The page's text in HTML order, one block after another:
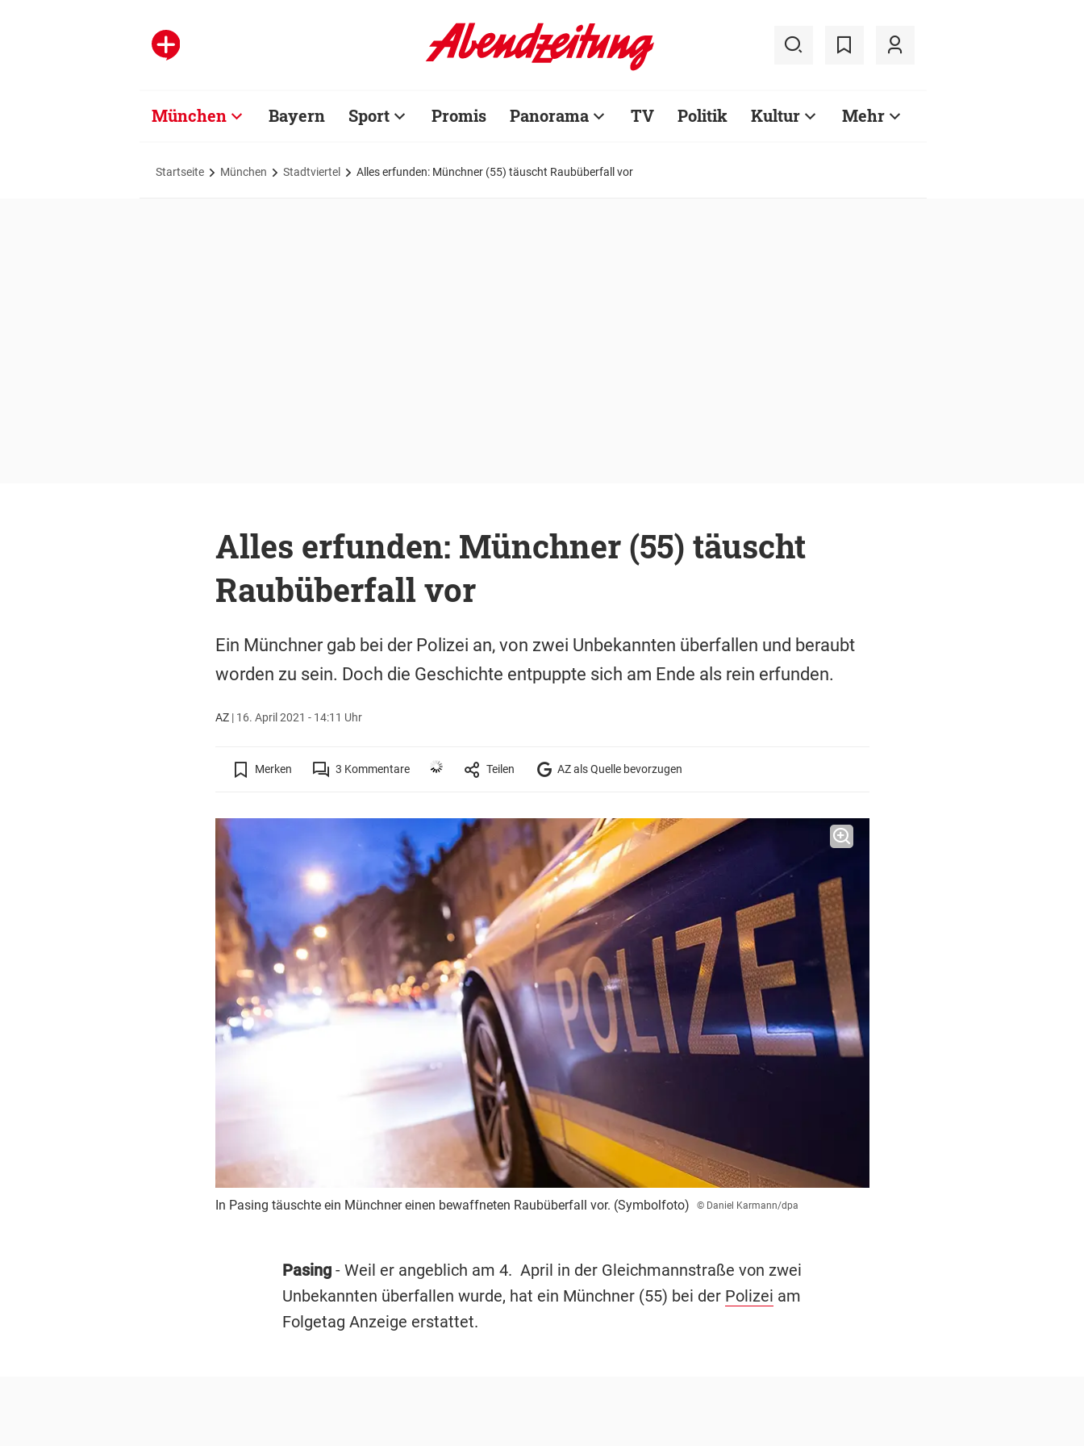
München Bayern Sport Promis Panorama TV Politik Kultur Mehr
Startseite München Stadtviertel Alles erfunden: Münchner (55) täuscht Raubüberfall vor
Alles erfunden: Münchner (55) täuscht
Raubüberfall vor
Ein Münchner gab bei der Polizei an, von zwei Unbekannten überfallen und beraubt
worden zu sein. Doch die Geschichte entpuppte sich am Ende als rein erfunden.
AZ| 16. April 2021 - 14:11 Uhr
Merken 3 Kommentare Teilen AZ als Quelle bevorzugen
In Pasing täuschte ein Münchner einen bewaffneten Raubüberfall vor. (Symbolfoto) © Daniel Karmann/dpa
Pasing- Weil er angeblich am 4. April in der Gleichmannstraße von zwei
Unbekannten überfallen wurde, hat ein Münchner (55) bei der Polizei am
Folgetag Anzeige erstattet.